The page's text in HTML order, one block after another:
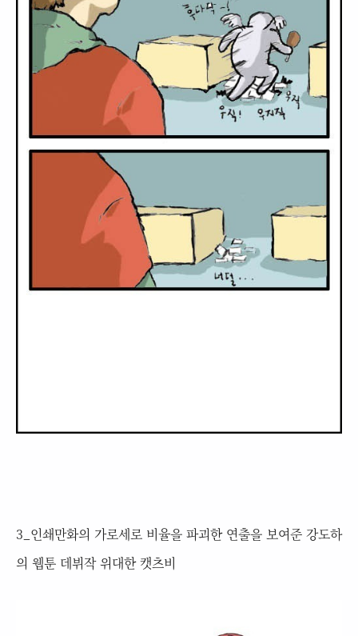
3_인쇄만화의 가로세로 비율을 파괴한 연출을 보여준 강도하
의 웹툰 데뷔작 위대한 캣츠비